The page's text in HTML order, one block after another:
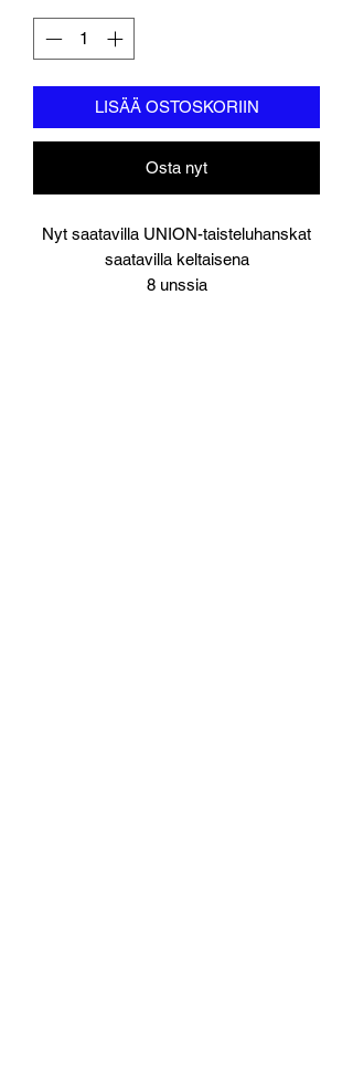
LISÄÄ OSTOSKORIIN
Osta nyt
Nyt saatavilla UNION-taisteluhanskat
saatavilla keltaisena
8 unssia